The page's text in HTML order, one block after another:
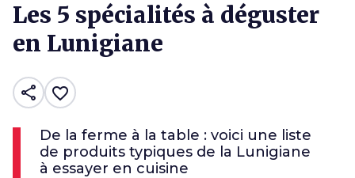
Les 5 spécialités à déguster
en Lunigiane
share favorite_border
De la ferme à la table : voici une liste
de produits typiques de la Lunigiane
à essayer en cuisine